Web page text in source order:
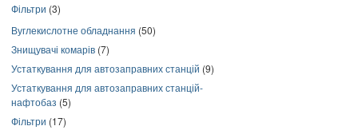
Фільтри (3)
Вуглекислотне обладнання (50)
Знищувачі комарів (7)
Устаткування для автозаправних станцій (9)
Устаткування для автозаправних станцій-
нафтобаз (5)
Фільтри (17)